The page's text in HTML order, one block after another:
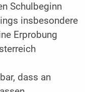
Schulbeginn
insbesondere
Erprobung
dass an